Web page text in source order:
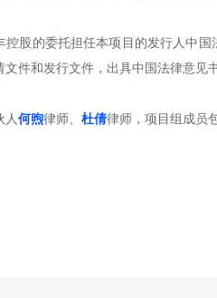
控股的委托担任本项目的发行人中
文件和发行文件，出具中国法律意见
人何煦律师、 杜倩律师，项目组成员